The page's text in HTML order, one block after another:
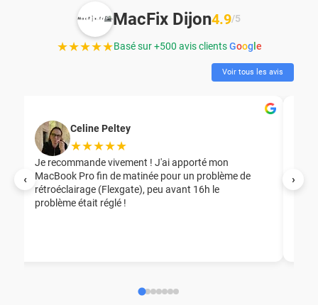
‹ ›
MacFix Dijon4.9/5
★★★★★Basé sur +500 avis clientsGoogle
Voir tous les avis
Celine Peltey
★★★★★
Je recommande vivement ! J'ai apporté mon
MacBook Pro fin de matinée pour un problème de
rétroéclairage (Flexgate), peu avant 16h le
problème était réglé !